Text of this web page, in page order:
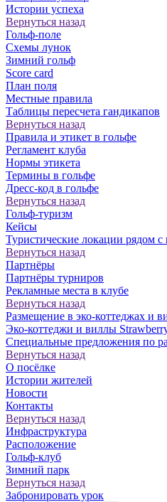
Истории успеха
Вернуться назад
Гольф-поле
Схемы лунок
Зимний гольф
Score card
План поля
Местные правила
Таблицы пересчета гандикапов
Вернуться назад
Правила и этикет в гольфе
Регламент клуба
Нормы этикета
Термины в гольфе
Дресс-код в гольфе
Вернуться назад
Гольф-туризм
Кейсы
Туристические локации рядом с
Вернуться назад
Партнёры
Партнёры турниров
Рекламные места в клубе
Вернуться назад
Размещение в эко-коттеджах и
Эко-коттеджи и виллы
Специальные предложения по
Вернуться назад
О посёлке
Истории жителей
Новости
Контакты
Вернуться назад
Инфраструктура
Расположение
Гольф-клуб
Зимний парк
Вернуться назад
Забронировать урок